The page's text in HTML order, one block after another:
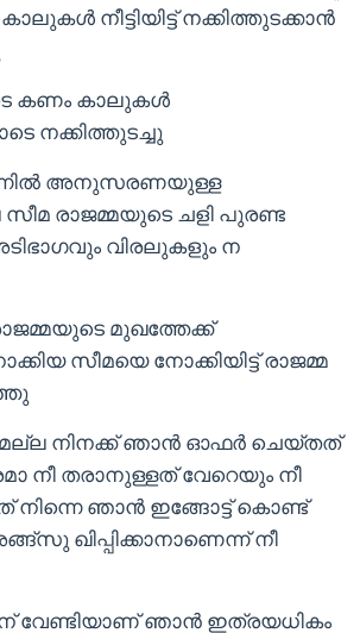
നീട്ടിയിട്ട് നക്കിത്തുടക്കാൻ
കണം കാലുകൾ
നക്കിത്തുടച്ചു
അനുസരണയുള്ള
രാജമ്മയുടെ ചളി പുരണ്ട
വിരലുകളും ന
മുഖത്തേക്ക്
സീമയെ നോക്കിയിട്ട് രാജമ്മ
നിനക്ക് ഞാൻ ഓഫർ ചെയ്തത്
നീ തരാനുള്ളത് വേറെയും നീ
നിന്നെ ഞാൻ ഇങ്ങോട്ട് കൊണ്ട്
ഖിപ്പിക്കാനാണെന്ന് നീ
വേണ്ടിയാണ് ഞാൻ ഇത്രയധികം